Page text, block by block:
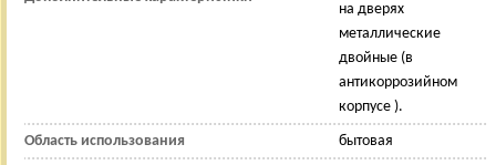
на дверях
металлические
двойные (в
антикоррозийном
корпусе ).
Область использования бытовая